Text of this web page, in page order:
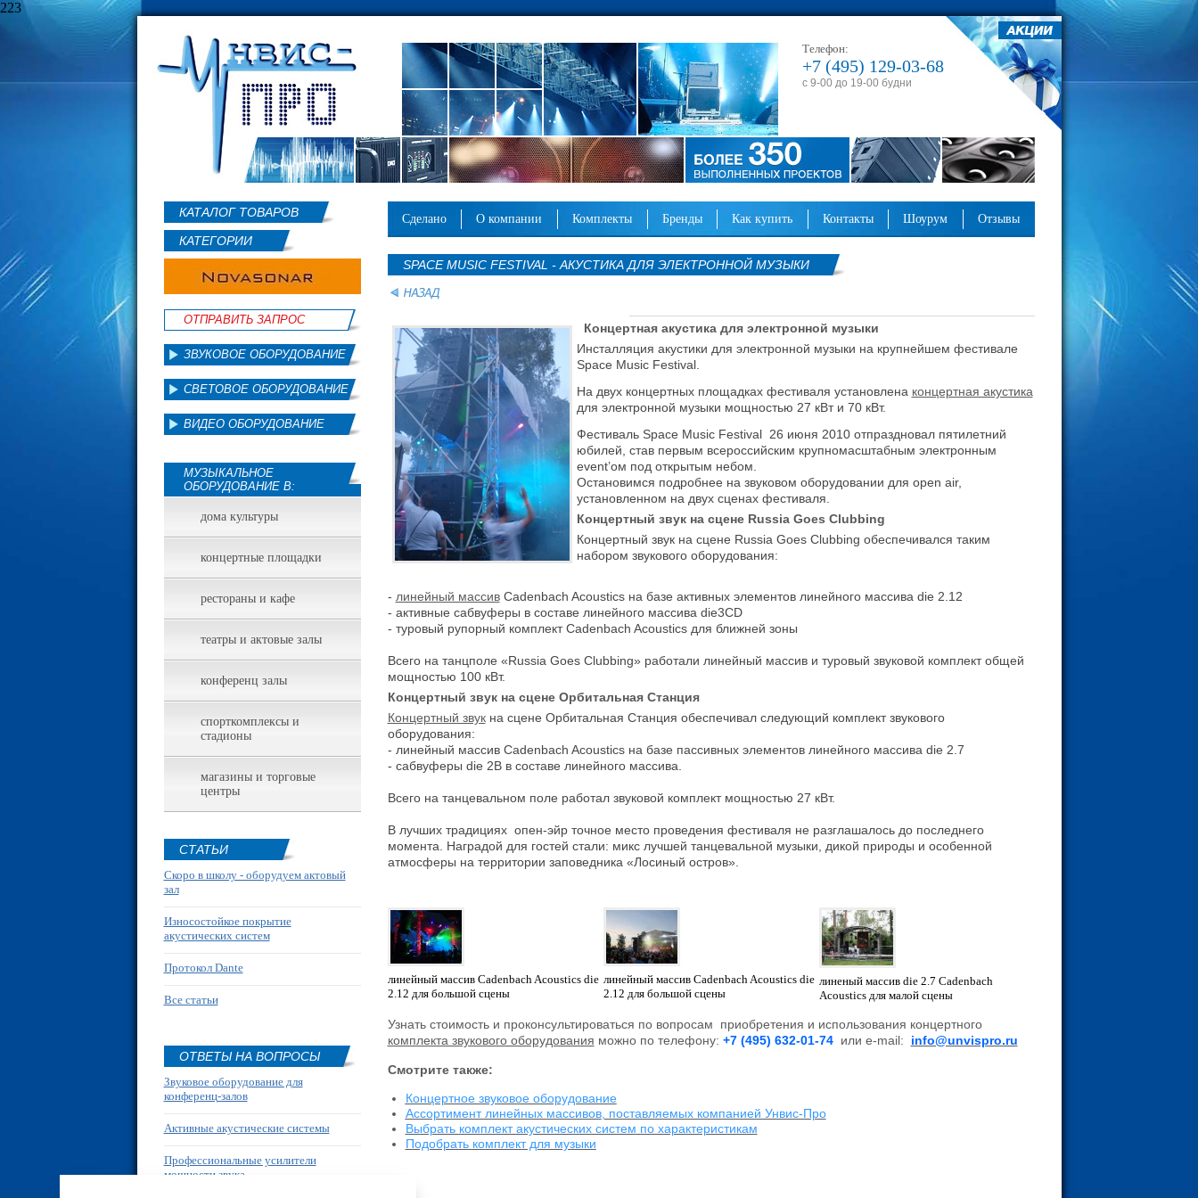
223
Телефон:
+7 (495) 129-03-68
с 9-00 до 19-00 будни
КАТАЛОГ ТОВАРОВ
КАТЕГОРИИ
ОТПРАВИТЬ ЗАПРОС
ЗВУКОВОЕ ОБОРУДОВАНИЕ
СВЕТОВОЕ ОБОРУДОВАНИЕ
ВИДЕО ОБОРУДОВАНИЕ
МУЗЫКАЛЬНОЕ
ОБОРУДОВАНИЕ В:
дома культуры
концертные площадки
рестораны и кафе
театры и актовые залы
конференц залы
спорткомплексы и
стадионы
магазины и торговые
центры
СТАТЬИ
Скоро в школу - оборудуем актовый
зал
Износостойкое покрытие
акустических систем
Протокол Dante
Все статьи
ОТВЕТЫ НА ВОПРОСЫ
Звуковое оборудование для
конференц-залов
Активные акустические системы
Профессиональные усилители
мощности звука
сделано о компании комплекты бренды как купить контакты шоурум отзывы
SPACE MUSIC FESTIVAL - АКУСТИКА ДЛЯ ЭЛЕКТРОННОЙ МУЗЫКИ
Концертная акустика для электронной музыки
Инсталляция акустики для электронной музыки на крупнейшем фестивале
Space Music Festival.
На двух концертных площадках фестиваля установлена концертная акустика
для электронной музыки мощностью 27 кВт и 70 кВт.
Фестиваль Space Music Festival 26 июня 2010 отпраздновал пятилетний
юбилей, став первым всероссийским крупномасштабным электронным
event’ом под открытым небом.
Остановимся подробнее на звуковом оборудовании для open air,
установленном на двух сценах фестиваля.
Концертный звук на сценеRussia Goes Clubbing
Концертный звук на сцене Russia Goes Clubbing обеспечивался таким
набором звукового оборудования:
- линейный массивCadenbach Acoustics на базе активных элементов линейного массива die 2.12
- активные сабвуферы в составе линейного массива die3CD
- туровый рупорный комплект Cadenbach Acoustics для ближней зоны
Всего на танцполе «Russia Goes Clubbing» работали линейный массив и туровый звуковой комплект общей
мощностью 100 кВт.
Концертный звук на сцене Орбитальная Станция
Концертный звукна сцене Орбитальная Станция обеспечивал следующий комплект звукового
оборудования:
- линейный массив Cadenbach Acoustics на базе пассивных элементов линейного массива die 2.7
- сабвуферы die 2В в составе линейного массива.
Всего на танцевальном поле работал звуковой комплект мощностью 27 кВт.
В лучших традициях опен-эйр точное место проведения фестиваля не разглашалось до последнего
момента. Наградой для гостей стали: микс лучшей танцевальной музыки, дикой природы и особенной
атмосферы на территории заповедника «Лосиный остров».
линейный массив Cadenbach Acoustics die
2.12 для большой сцены
линейный массив Cadenbach Acoustics die
2.12 для большой сцены
линеный массив die 2.7 Cadenbach
Acoustics для малой сцены
Узнать стоимость и проконсультироваться по вопросам приобретения и использования концертного
комплекта звукового оборудования можно по телефону: +7 (495) 632-01-74 или e-mail: info@unvispro.ru
Смотрите также:
Концертное звуковое оборудование
Ассортимент линейных массивов, поставляемых компанией Унвис-Про
Выбрать комплект акустических систем по характеристикам
Подобрать комплект для музыки